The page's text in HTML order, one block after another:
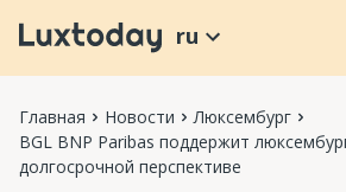
ru
Главная Новости
Люксембург
BGL BNP Paribas поддержит
долгосрочной перспективе